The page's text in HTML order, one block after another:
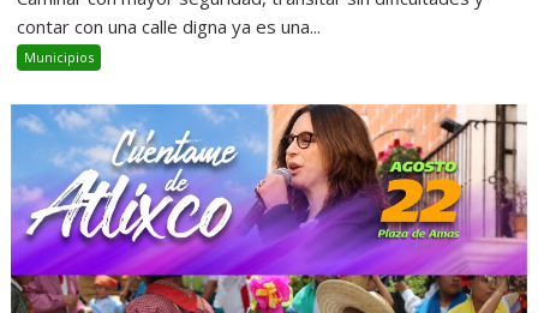
contar con una calle digna ya es una...
Municipios